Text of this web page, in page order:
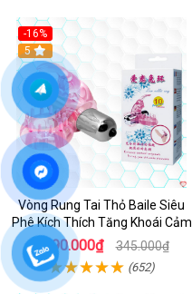
-16%
Hot
5
Vòng Rung Tai Thỏ Baile Siêu
Phê Kích Thích Tăng Khoái Cảm
290.000₫ 345.000₫
(652)